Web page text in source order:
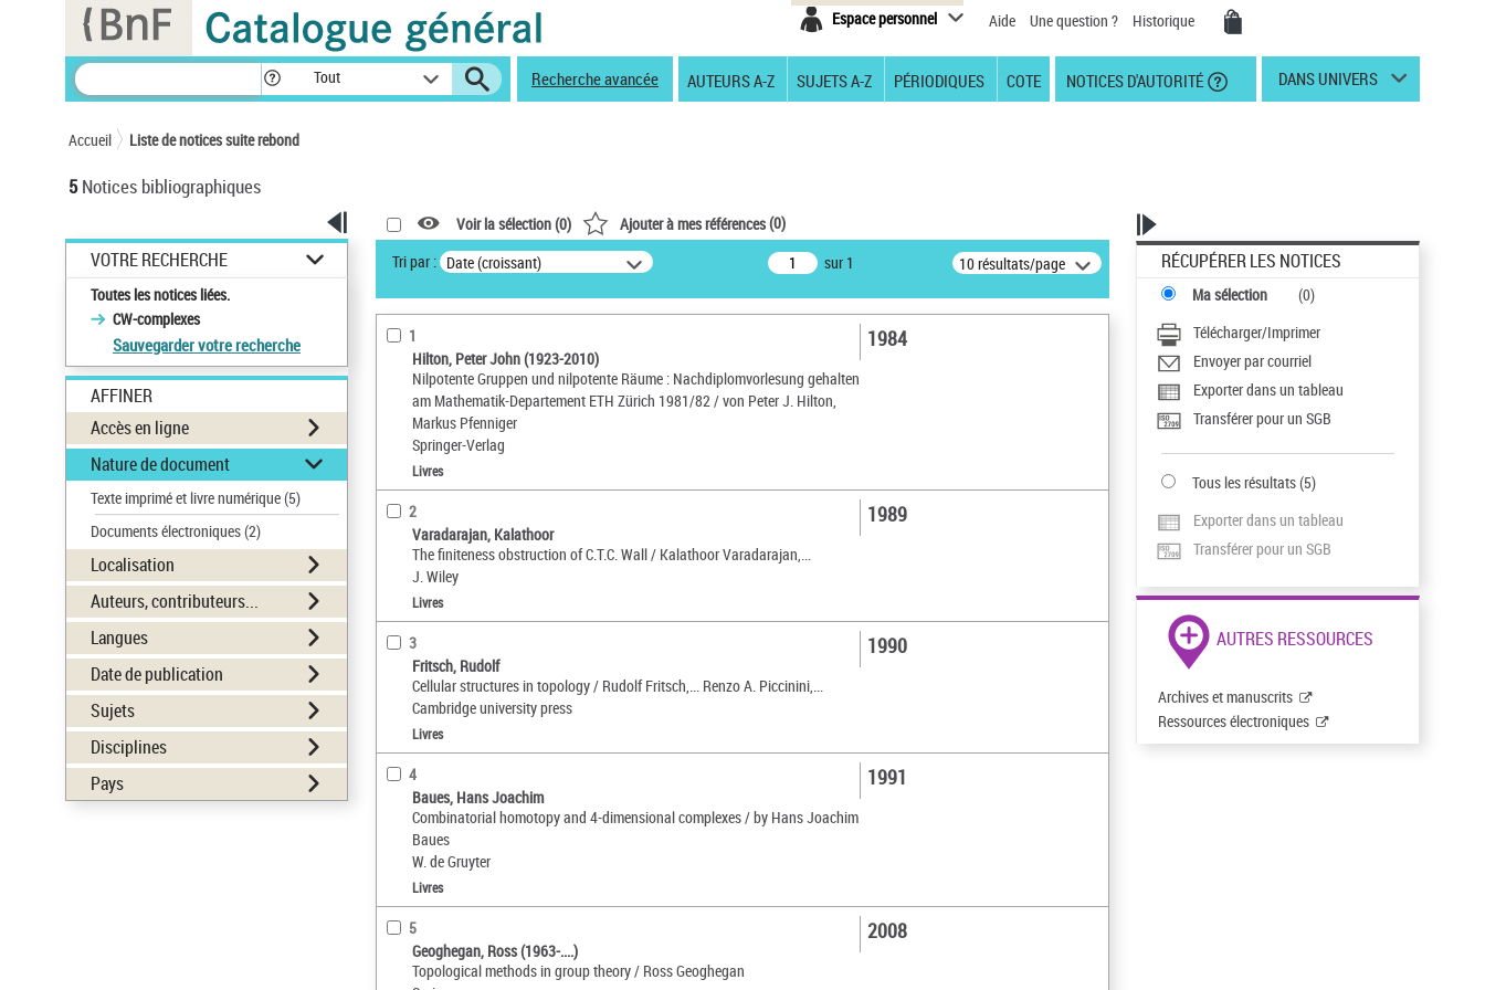
Espace personnel Aide Une question ? Historique
Tout Recherche avancée AUTEURS A-Z SUJETS A-Z PÉRIODIQUES COTE NOTICES D'AUTORITÉ DANS UNIVERS
Accueil Liste de notices suite rebond
5Notices bibliographiques
VOTRE RECHERCHE
Toutes les notices liées.
CW-complexes
Sauvegarder votre recherche
AFFINER
Accès en ligne
Nature de document
Texte imprimé et livre numérique(5)
Documents électroniques(2)
Localisation
Auteurs, contributeurs...
Langues
Date de publication
Sujets
Disciplines
Pays
Voir la sélection (0) Ajouter à mes références(0)
Tri par : Date (croissant) sur 1 10 résultats/page
1
Hilton, Peter John (1923-2010)
Nilpotente Gruppen und nilpotente Räume : Nachdiplomvorlesung gehalten
am Mathematik-Departement ETH Zürich 1981/82 / von Peter J. Hilton,
Markus Pfenniger
Springer-Verlag
1984
Livres
2
Varadarajan, Kalathoor
The finiteness obstruction of C.T.C. Wall / Kalathoor Varadarajan,...
J. Wiley
1989
Livres
3
Fritsch, Rudolf
Cellular structures in topology / Rudolf Fritsch,... Renzo A. Piccinini,...
Cambridge university press
1990
Livres
4
Baues, Hans Joachim
Combinatorial homotopy and 4-dimensional complexes / by Hans Joachim
Baues
W. de Gruyter
1991
Livres
5
Geoghegan, Ross (1963-....)
Topological methods in group theory / Ross Geoghegan
2008
RÉCUPÉRER LES NOTICES
Ma sélection (0)
Télécharger/Imprimer
Envoyer par courriel
Exporter dans un tableau
Transférer pour un SGB
Tous les résultats(5)
Exporter dans un tableau
Transférer pour un SGB
AUTRES RESSOURCES
Archives et manuscrits
Ressources électroniques
Panneau de gestion des cookies